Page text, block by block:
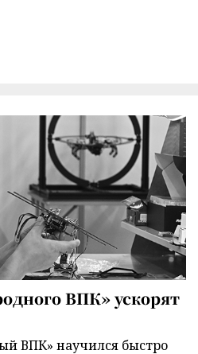
ВПК» ускорят
ВПК» научился быстро